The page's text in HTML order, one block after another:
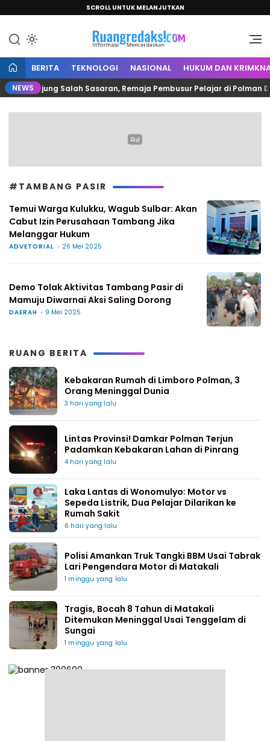
SCROLL UNTUK MELANJUTKAN
Ruang Redaksi
Informasi Mencerdaskan
BERITA TEKNOLOGI NASIONAL HUKUM DAN
NEWS
Berujung Salah Sasaran, Remaja Pembusur Pelajar di Polman
#TAMBANG PASIR
Temui Warga Kulukku, Wagub Sulbar: Akan
Cabut Izin Perusahaan Tambang Jika
Melanggar Hukum
ADVETORIAL 26 Mei 2025
Demo Tolak Aktivitas Tambang Pasir di
Mamuju Diwarnai Aksi Saling Dorong
DAERAH 9 Mei 2025
RUANG BERITA
Kebakaran Rumah di Limboro Polman, 3
Orang Meninggal Dunia
3 hari yang lalu
Lintas Provinsi! Damkar Polman Terjun
Padamkan Kebakaran Lahan di Pinrang
4 hari yang lalu
Laka Lantas di Wonomulyo: Motor vs
Sepeda Listrik, Dua Pelajar Dilarikan ke
Rumah Sakit
6 hari yang lalu
Polisi Amankan Truk Tangki BBM Usai Tabrak
Lari Pengendara Motor di Matakali
1 minggu yang lalu
Tragis, Bocah 8 Tahun di Matakali
Ditemukan Meninggal Usai Tenggelam di
Sungai
1 minggu yang lalu